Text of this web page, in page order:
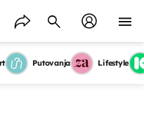
Putovanja Lifestyle